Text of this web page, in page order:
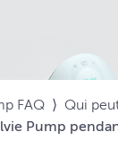
FAQ ⟩ Qui
Pump